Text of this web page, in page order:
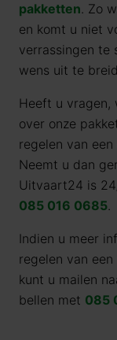
pakketten. Zo
en komt u niet
verrassingen te
wens uit te
Heeft u vragen,
over onze
regelen van
Neemt u dan
Uitvaart24 is
085 016 0685.
Indien u meer
regelen van
kunt u mailen
bellen met 085